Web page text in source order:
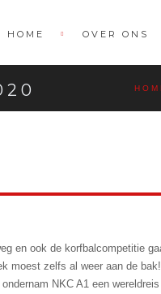
HOME OVER ONS
en ook de korfbalcompetitie
moest zelfs al weer aan de
NKC A1 een